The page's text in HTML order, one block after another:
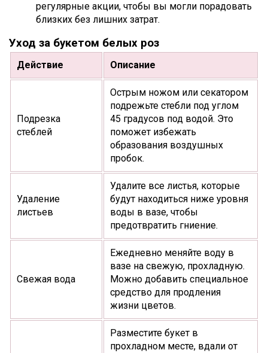
регулярные акции, чтобы вы могли порадовать
близких без лишних затрат.
Уход за букетом белых роз
Действие Описание
Подрезка
стеблей
Острым ножом или секатором
подрежьте стебли под углом
45 градусов под водой. Это
поможет избежать
образования воздушных
пробок.
Удаление
листьев
Удалите все листья, которые
будут находиться ниже уровня
воды в вазе, чтобы
предотвратить гниение.
Свежая вода
Ежедневно меняйте воду в
вазе на свежую, прохладную.
Можно добавить специальное
средство для продления
жизни цветов.
Разместите букет в
прохладном месте, вдали от